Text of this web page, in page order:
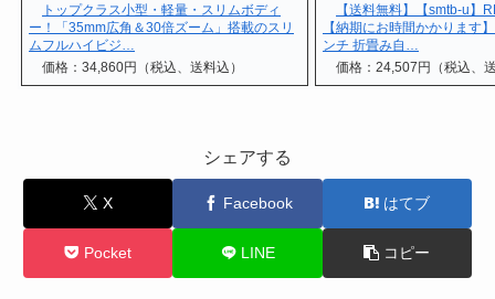
トップクラス小型・軽量・スリムボディ
ー！「35mm広角＆30倍ズーム」搭載のスリ
ムフルハイビジ…
価格：34,860円（税込、送料込）
【送料無料】【smtb-u】
【納期にお時間かかります
ンチ 折畳み自…
価格：24,507円（税込、
シェアする
X Facebook はてブ
Pocket LINE コピー